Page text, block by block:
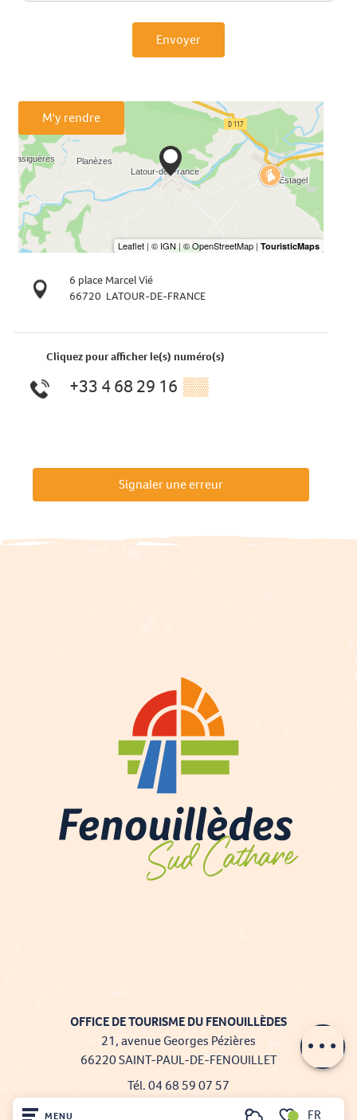
MENU FR
Envoyer
M'y rendre
6 place Marcel Vié
66720 LATOUR-DE-FRANCE
Cliquez pour afficher le(s) numéro(s)
+33 4 68 29 16 ▒▒
Signaler une erreur
OFFICE DE TOURISME DU FENOUILLÈDES
21, avenue Georges Pézières
66220 SAINT-PAUL-DE-FENOUILLET
Tél. 04 68 59 07 57